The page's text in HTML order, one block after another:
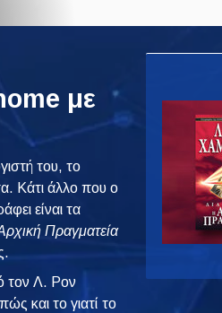
με
του, το
Κάτι άλλο που ο
είναι τα
Πραγματεία
τον Λ. Ρον
και το γιατί το